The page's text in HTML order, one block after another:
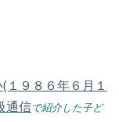
１９８６年６月１
通信で紹介した子ど